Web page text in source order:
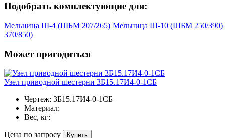
Подобрать комплектующие для:
Мельница Ш-4 (ШБМ 207/265) Мельница Ш-10 (ШБМ 250/390)
370/850)
Может пригодиться
Узел приводной шестерни 3Б15.17И4-0-1СБ
Чертеж: 3Б15.17И4-0-1СБ
Материал:
Вес, кг:
Цена по запросу Купить